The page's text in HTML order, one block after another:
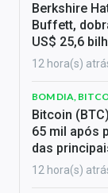
Berkshire
Buffett,
US$ 25,6
12 hora(s)
BOM DIA,
Bitcoin
65 mil após
das
12 hora(s)